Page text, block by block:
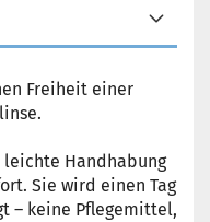
Freiheit einer
leichte Handhabung
Sie wird einen Tag
– keine Pflegemittel,